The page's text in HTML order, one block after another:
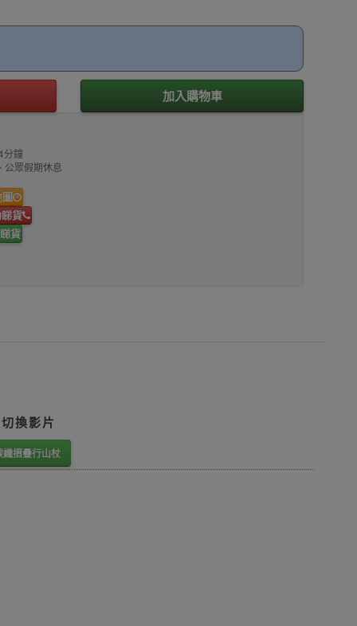
加入購物車
分鐘
眾假期休息
貨
貨
換影片
摺疊行山杖